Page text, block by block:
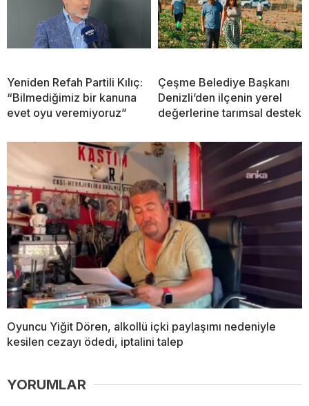
Yeniden Refah Partili Kılıç:
“Bilmediğimiz bir kanuna
evet oyu veremiyoruz”
Çeşme Belediye Başkanı
Denizli’den ilçenin yerel
değerlerine tarımsal destek
Oyuncu Yiğit Dören, alkollü içki paylaşımı nedeniyle
kesilen cezayı ödedi, iptalini talep
YORUMLAR